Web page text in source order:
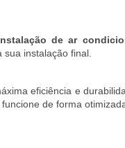
de ar
instalação final.
eficiência e
de forma